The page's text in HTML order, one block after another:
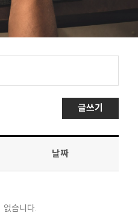
글쓰기
날짜
없습니다.